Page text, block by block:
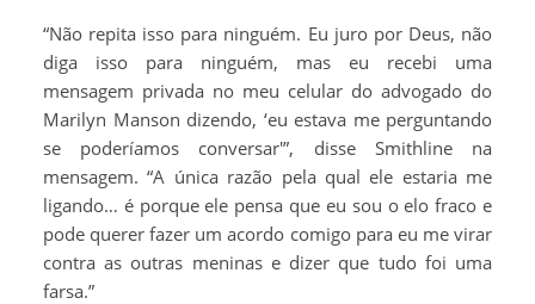
“Não repita isso para ninguém. Eu juro por Deus, não
diga isso para ninguém, mas eu recebi uma
mensagem privada no meu celular do advogado do
Marilyn Manson dizendo, ‘eu estava me perguntando
se poderíamos conversar'”, disse Smithline na
mensagem. “A única razão pela qual ele estaria me
ligando… é porque ele pensa que eu sou o elo fraco e
pode querer fazer um acordo comigo para eu me virar
contra as outras meninas e dizer que tudo foi uma
farsa.”